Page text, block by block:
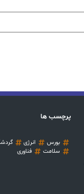
پرچسب ها
بورس انرژی
سلامت
فناوری